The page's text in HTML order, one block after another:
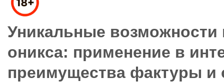
Уникальные возможности
оникса: применение в
преимущества фактуры и